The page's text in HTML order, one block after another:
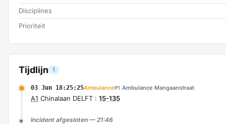
Tijdlijn 1
03 Jun 18:25:25AmbulanceP1 Ambulance Mangaanstraat
A1 Chinalaan DELFT : 15-135
Incident afgesloten — 21:46
Disciplines
Prioriteit